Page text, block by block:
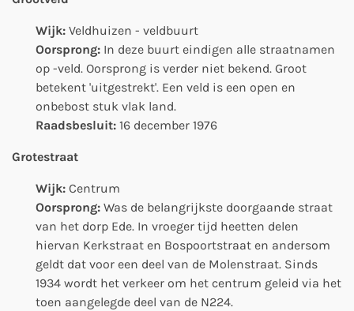
Wijk: Veldhuizen - veldbuurt
Oorsprong: In deze buurt eindigen alle straatnamen
op -veld. Oorsprong is verder niet bekend. Groot
betekent 'uitgestrekt'. Een veld is een open en
onbebost stuk vlak land.
Raadsbesluit: 16 december 1976
Grotestraat
Wijk: Centrum
Oorsprong: Was de belangrijkste doorgaande straat
van het dorp Ede. In vroeger tijd heetten delen
hiervan Kerkstraat en Bospoortstraat en andersom
geldt dat voor een deel van de Molenstraat. Sinds
1934 wordt het verkeer om het centrum geleid via het
toen aangelegde deel van de N224.